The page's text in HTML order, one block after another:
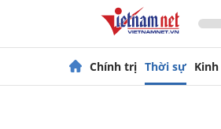
Chính trị Thời sự